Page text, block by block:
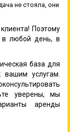
не стояла, они
Поэтому
в любой день, в
база для
услугам.
уверены, мы
аренды